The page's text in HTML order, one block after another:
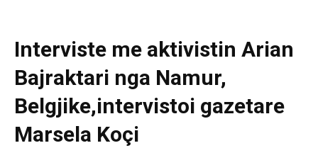
Interviste me aktivistin Arian
Bajraktari nga Namur,
Belgjike,intervistoi gazetare
Marsela Koçi